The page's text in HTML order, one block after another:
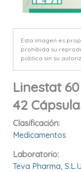
Esta imagen es
prohibida su
pública sin su
Linestat
42
Clasificación:
Medicamentos
Laboratorio:
Teva Pharma,